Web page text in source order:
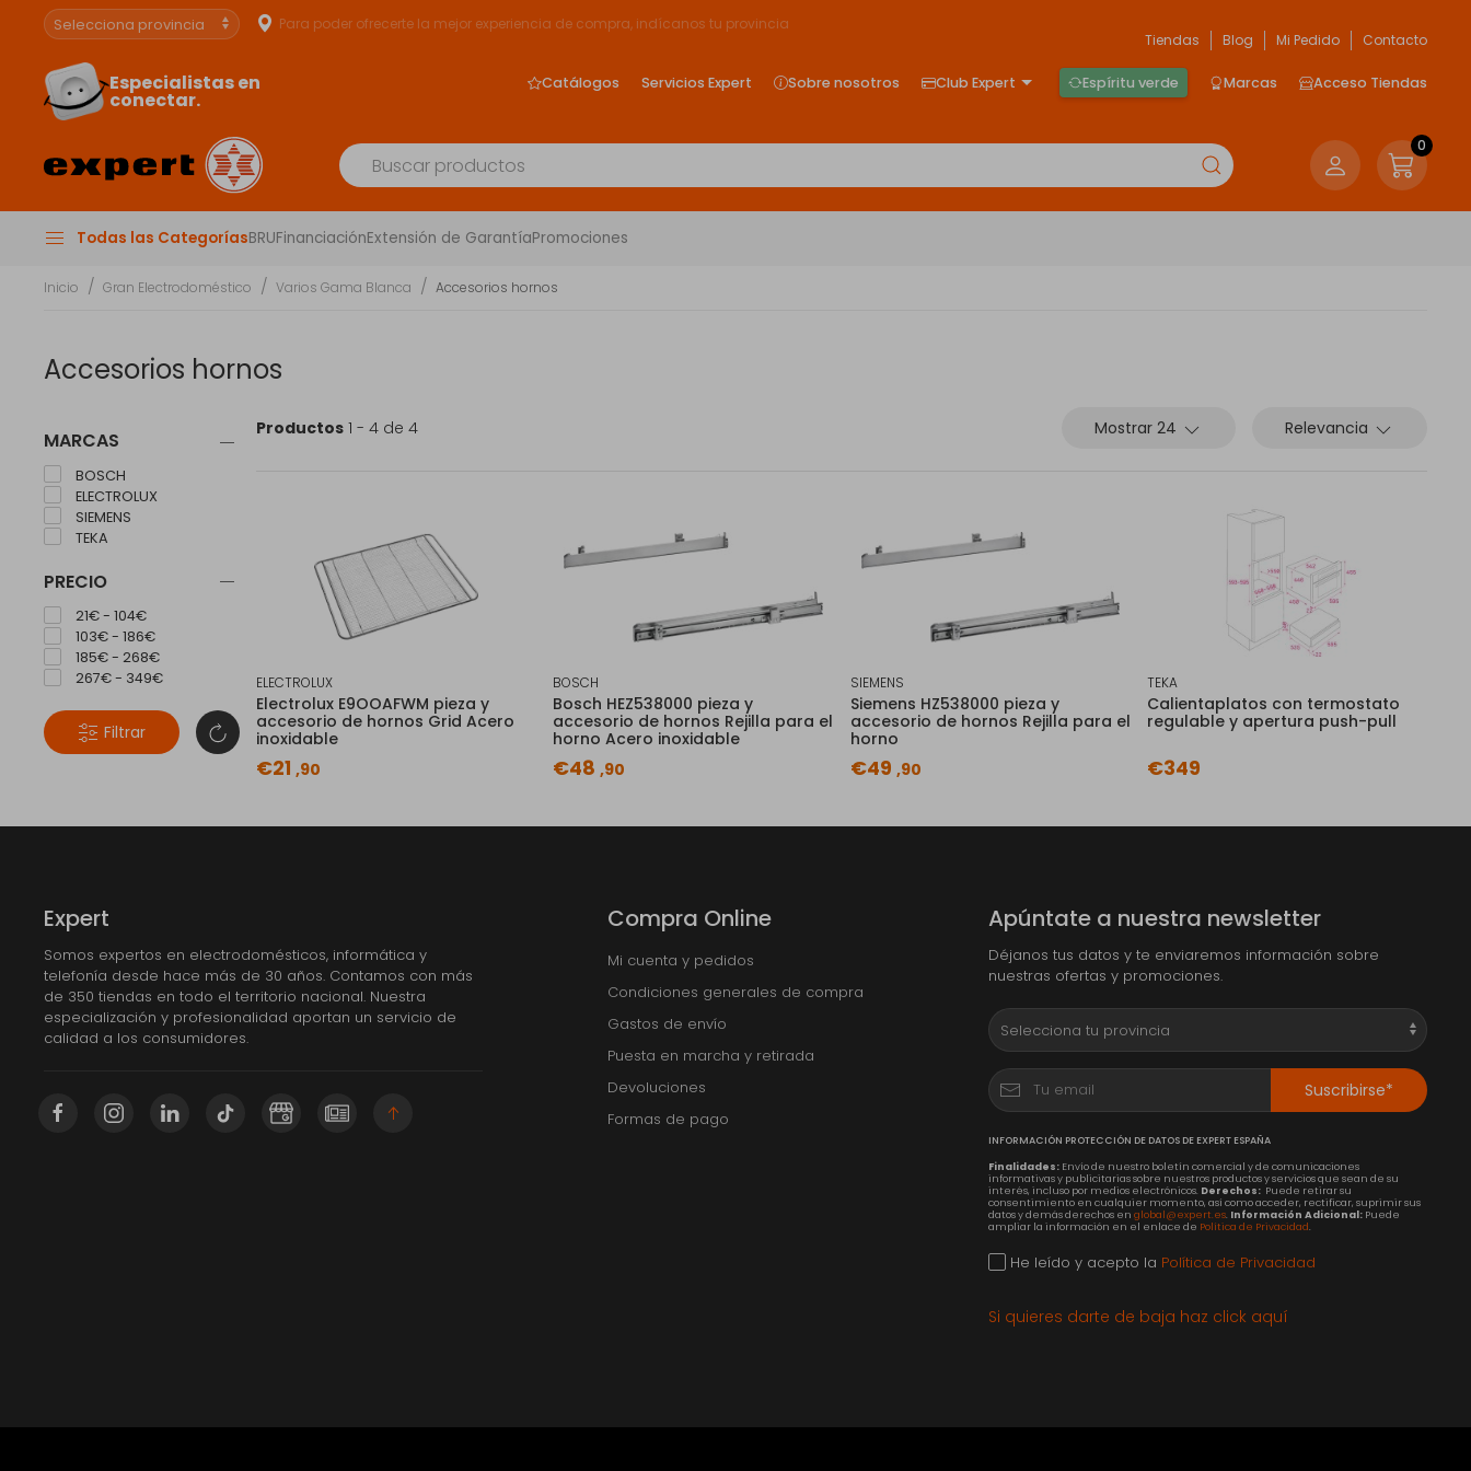
Para poder ofrecerte la mejor experiencia de compra, indícanos tu provincia
Tiendas
Blog Mi Pedido Contacto
Especialistas en
conectar.
Catálogos Servicios Expert Sobre nosotros Club Expert Espíritu verde Marcas Acceso Tiendas
0
Todas las CategoríasBRUFinanciaciónExtensión de GarantíaPromociones
Inicio Gran Electrodoméstico Varios Gama Blanca Accesorios hornos
Accesorios hornos
MARCAS
BOSCH
ELECTROLUX
SIEMENS
TEKA
PRECIO
21€ - 104€
103€ - 186€
185€ - 268€
267€ - 349€
Filtrar
Productos 1 - 4 de 4 Mostrar 24 Relevancia
ELECTROLUX
Electrolux E9OOAFWM pieza y
accesorio de hornos Grid Acero
inoxidable
€21 ,90
BOSCH
Bosch HEZ538000 pieza y
accesorio de hornos Rejilla para el
horno Acero inoxidable
€48,90
SIEMENS
Siemens HZ538000 pieza y
accesorio de hornos Rejilla para el
horno
€49 ,90
TEKA
Calientaplatos con termostato
regulable y apertura push-pull
€349
Expert
Somos expertos en electrodomésticos, informática y
telefonía desde hace más de 30 años. Contamos con más
de 350 tiendas en todo el territorio nacional. Nuestra
especialización y profesionalidad aportan un servicio de
calidad a los consumidores.
Compra Online
Mi cuenta y pedidos
Condiciones generales de compra
Gastos de envío
Puesta en marcha y retirada
Devoluciones
Formas de pago
Apúntate a nuestra newsletter
Déjanos tus datos y te enviaremos información sobre
nuestras ofertas y promociones.
Suscribirse*
INFORMACIÓN PROTECCIÓN DE DATOS DE EXPERT ESPAÑA
Finalidades:Envío de nuestro boletín comercial y de comunicaciones
informativas y publicitarias sobre nuestros productos y servicios que sean de su
interés, incluso por medios electrónicos. Derechos:Puede retirar su
consentimiento en cualquier momento, así como acceder, rectificar, suprimir sus
datos y demás derechos en global@expert.es. Información Adicional:Puede
ampliar la información en el enlace de Política de Privacidad.
He leído y acepto la Política de Privacidad
Si quieres darte de baja haz click aquí